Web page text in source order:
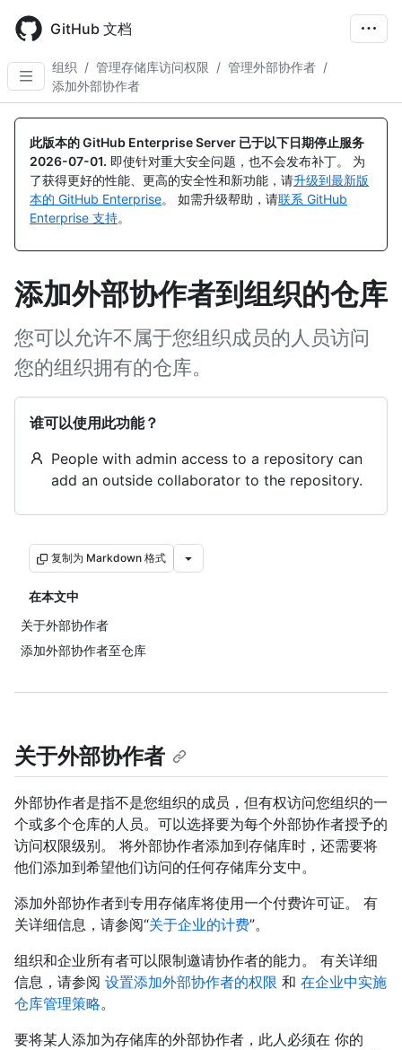
main
content
GitHub 文档
组织 / 管理存储库访问权限 / 管理外部协作者 /
添加外部协作者
此版本的 GitHub Enterprise Server 已于以下日期停止服务
2026-07-01. 即使针对重大安全问题，也不会发布补丁。 为
了获得更好的性能、更高的安全性和新功能，请升级到最新版
本的 GitHub Enterprise。 如需升级帮助，请联系 GitHub
Enterprise 支持。
添加外部协作者到组织的仓库
您可以允许不属于您组织成员的人员访问
您的组织拥有的仓库。
谁可以使用此功能？
People with admin access to a repository can
add an outside collaborator to the repository.
复制为 Markdown 格式
在本文中
关于外部协作者
添加外部协作者至仓库
关于外部协作者
外部协作者是指不是您组织的成员，但有权访问您组织的一
个或多个仓库的人员。可以选择要为每个外部协作者授予的
访问权限级别。 将外部协作者添加到存储库时，还需要将
他们添加到希望他们访问的任何存储库分支中。
添加外部协作者到专用存储库将使用一个付费许可证。 有
关详细信息，请参阅“关于企业的计费”。
组织和企业所有者可以限制邀请协作者的能力。 有关详细
信息，请参阅 设置添加外部协作者的权限 和 在企业中实施
仓库管理策略。
要将某人添加为存储库的外部协作者，此人必须在 你的